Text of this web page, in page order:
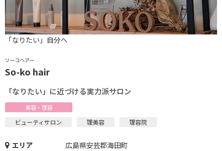
ソーコヘアー
So-ko hair
「なりたい」に近づける実力派サロン
美容・理容
ビューティサロン 理美容 理容院
エリア
広島県安芸郡海田町
「なりたい」自分へ